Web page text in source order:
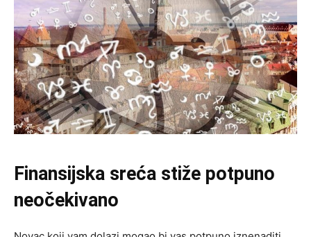
Finansijska sreća stiže potpuno
neočekivano